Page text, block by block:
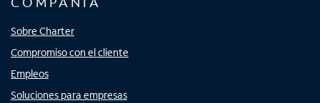
Sobre Charter
Compromiso con el cliente
Empleos
Soluciones para empresas